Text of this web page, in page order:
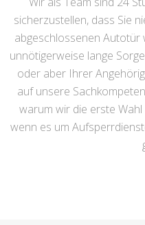
sicherzustellen, dass Sie
abgeschlossenen
unnötigerweise lange
oder aber Ihrer
auf unsere
warum wir die erste
wenn es um